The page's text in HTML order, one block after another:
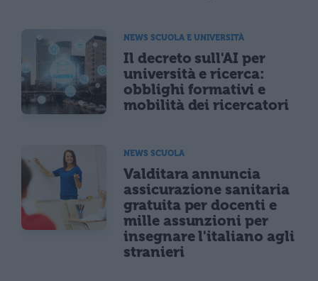
NEWS SCUOLA E UNIVERSITÀ
Il decreto sull'AI per
università e ricerca:
obblighi formativi e
mobilità dei ricercatori
NEWS SCUOLA
Valditara annuncia
assicurazione sanitaria
gratuita per docenti e
mille assunzioni per
insegnare l'italiano agli
stranieri